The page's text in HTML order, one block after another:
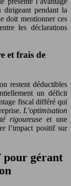
pendant la
doit mentionner ces
les déclarations
et frais de
restent déductibles
un déficit
fiscal différé qui
L’optimisation
rigoureuseet une
l’impact positif sur
pour gérant